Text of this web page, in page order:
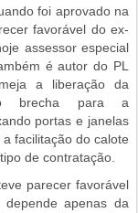
foi aprovado na
favorável do ex-
assessor especial
é autor do PL
a liberação da
brecha para a
portas e janelas
facilitação do calote
de contratação.
parecer favorável
apenas da